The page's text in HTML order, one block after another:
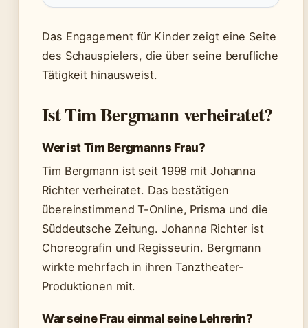
Das Engagement für Kinder zeigt eine Seite
des Schauspielers, die über seine berufliche
Tätigkeit hinausweist.
Ist Tim Bergmann verheiratet?
Wer ist Tim Bergmanns Frau?
Tim Bergmann ist seit 1998 mit Johanna
Richter verheiratet. Das bestätigen
übereinstimmend T-Online, Prisma und die
Süddeutsche Zeitung. Johanna Richter ist
Choreografin und Regisseurin. Bergmann
wirkte mehrfach in ihren Tanztheater-
Produktionen mit.
War seine Frau einmal seine Lehrerin?